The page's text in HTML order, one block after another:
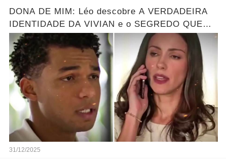
DONA DE MIM: Léo descobre A VERDADEIRA
IDENTIDADE DA VIVIAN e o SEGREDO QUE
ELA ESCONDE! Resumo hoje
31/12/2025